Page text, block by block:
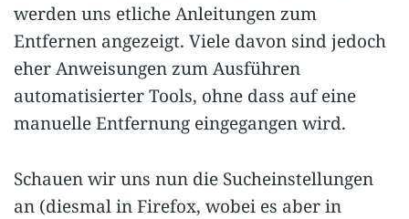
werden uns etliche Anleitungen zum
Entfernen angezeigt. Viele davon sind jedoch
eher Anweisungen zum Ausführen
automatisierter Tools, ohne dass auf eine
manuelle Entfernung eingegangen wird.
Schauen wir uns nun die Sucheinstellungen
an (diesmal in Firefox, wobei es aber in